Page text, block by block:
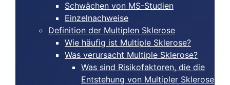
Schwächen von MS-Studien
Einzelnachweise
Definition der Multiplen Sklerose
Wie häufig ist Multiple Sklerose?
Was verursacht Multiple Sklerose?
Was sind Risikofaktoren, die die
Entstehung von Multipler Sklerose